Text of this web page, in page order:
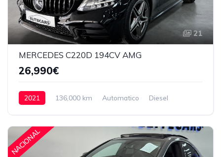
21
MERCEDES C220D 194CV AMG
26,990€
2021 136,000 km Automatico
Diesel
NACIONAL